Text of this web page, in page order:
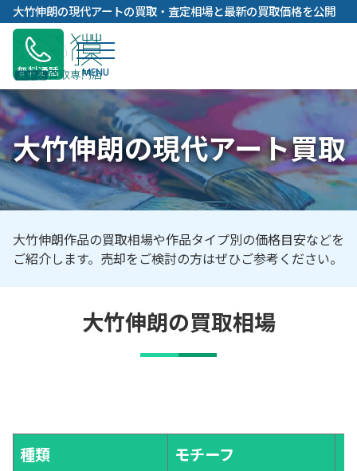
内
容
キ
プ
大竹伸朗の現代アートの買取・査定相場と最新の買取価格を公開
無料通話
大竹伸朗の現代アート買取
大竹伸朗作品の買取相場や作品タイプ別の価格目安などを
ご紹介します。売却をご検討の方はぜひご参考ください。
大竹伸朗の買取相場
種類 モチーフ